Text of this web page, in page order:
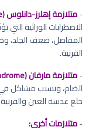
-متلازمة إهلرز-دانلوس (Ehlers-Danlos Syndrome):
الاضطرابات الوراثية
المفاصل، ضعف الجلد،
القرنية.
-متلازمة مارفان (Marfan Syndrome):
الضام، ويسبب مشاكل في
خلع عدسة العين
-متلازمات أخرى: